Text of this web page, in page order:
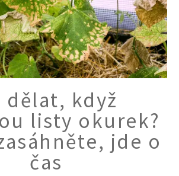
dělat, když
listy okurek?
jde o
čas